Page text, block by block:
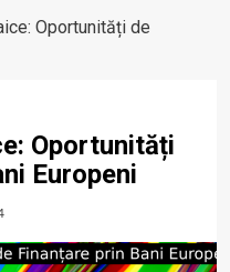
Oportunități de
Oportunități
Europeni